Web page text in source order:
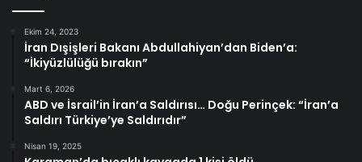
Ekim 24, 2023
İran Dışişleri Bakanı Abdullahiyan’dan Biden’a:
“İkiyüzlülüğü bırakın”
Mart 6, 2026
ABD ve İsrail’in İran’a Saldırısı… Doğu Perinçek: “İran’a
Saldırı Türkiye’ye Saldırıdır”
Nisan 19, 2025